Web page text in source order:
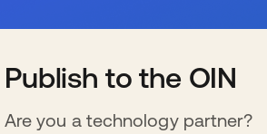
Publish to the OIN
Are you a technology partner?